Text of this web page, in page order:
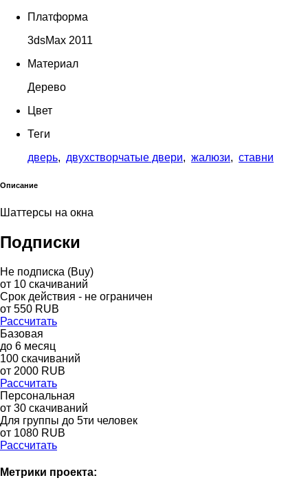
Платформа
3dsMax 2011
Материал
Дерево
Цвет
Теги
дверь, двухстворчатые двери, жалюзи, ставни
Описание
Шаттерсы на окна
Подписки
Не подписка (Buy)
от 10 скачиваний
Срок действия - не ограничен
от 550 RUB
Рассчитать
Базовая
до 6 месяц
100 скачиваний
от 2000 RUB
Рассчитать
Персональная
от 30 скачиваний
Для группы до 5ти человек
от 1080 RUB
Рассчитать
Метрики проекта: